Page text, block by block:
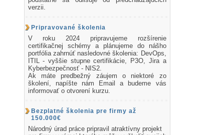
verzii.
Pripravované školenia
V roku 2024 pripravujeme rozšírenie
certifikačnej schémy a plánujeme do nášho
portfólia zahrnúť nasledovné školenia: DevOps,
ITIL - vyššie stupne certifikácie, P3O, Jira a
Kyberbezpečnosť - NIS2.
Ak máte predbežný záujem o niektoré zo
školení, napíšte nám Email a budeme vás
informovať o otvorení kurzu.
Bezplatné školenia pre firmy až
150.000€
Národný úrad práce pripravil atraktívny projekt